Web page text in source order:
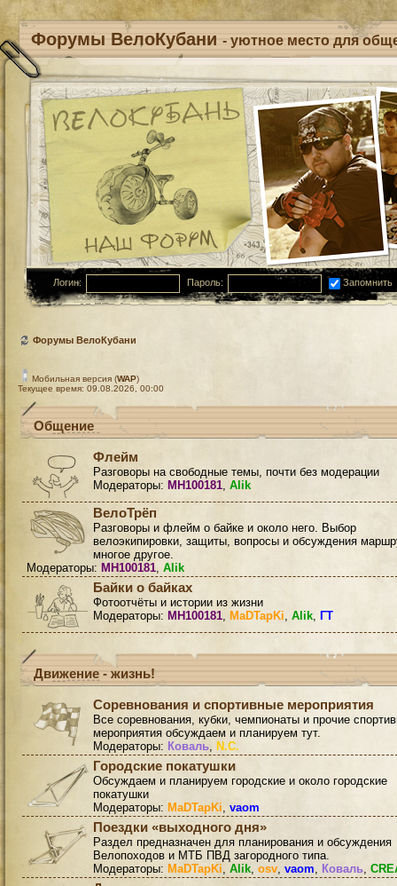
Форумы ВелоКубани - уютное место для
Логин: Пароль: Запомнить
Форумы ВелоКубани
Мобильная версия (WAP)
Текущее время: 09.08.2026, 00:00
Общение
Флейм
Разговоры на свободные темы, почти без модерации
Модераторы: MH100181, Alik
ВелоТрёп
Разговоры и флейм о байке и около него. Выбор
велоэкипировки, защиты, вопросы и обсуждения
многое другое.
Модераторы: MH100181, Alik
Байки о байках
Фотоотчёты и истории из жизни
Модераторы: MH100181, MaDTapKi, Alik, ГТ
Движение - жизнь!
Соревнования и спортивные мероприятия
Все соревнования, кубки, чемпионаты и прочие
мероприятия обсуждаем и планируем тут.
Модераторы: Коваль, N.C.
Городские покатушки
Обсуждаем и планируем городские и около городские
покатушки
Модераторы: MaDTapKi, vaom
Поездки «выходного дня»
Раздел предназначен для планирования и обсуждения
Велопоходов и МТБ ПВД загородного типа.
Модераторы: MaDTapKi, Alik, osv, vaom, Коваль,